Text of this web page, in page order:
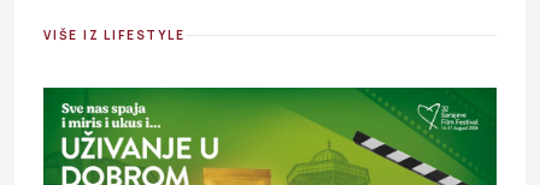
VIŠE IZ LIFESTYLE